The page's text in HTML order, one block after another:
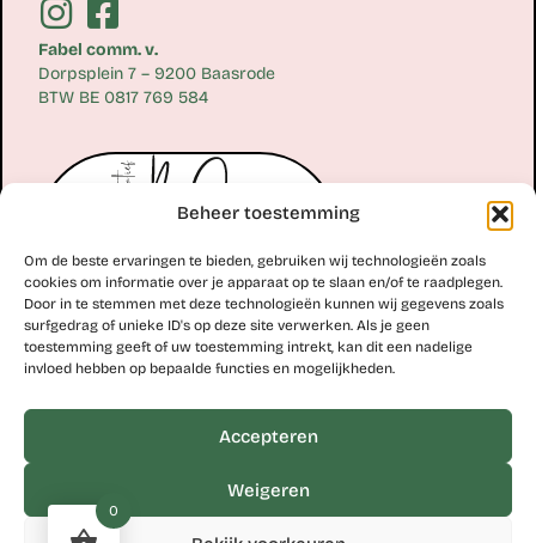
Beheer toestemming
Om de beste ervaringen te bieden, gebruiken wij technologieën zoals
cookies om informatie over je apparaat op te slaan en/of te raadplegen.
Door in te stemmen met deze technologieën kunnen wij gegevens zoals
surfgedrag of unieke ID's op deze site verwerken. Als je geen
toestemming geeft of uw toestemming intrekt, kan dit een nadelige
invloed hebben op bepaalde functies en mogelijkheden.
Accepteren
Weigeren
Fabel comm. v.
Dorpsplein 7 – 9200 Baasrode
BTW BE 0817 769 584
Erik Scheirlinckx
erik@kunstcollectiefblos.be
Hoekskenstraat 8 – 9310 Moorsel
BTW BE 0763 110 579
0